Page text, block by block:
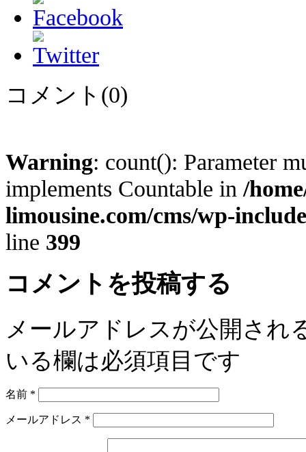
コメント(0)
Warning: count(): Parameter
implements Countable in /
limousine.com/cms/wp-
line 399
コメントを投稿する
メールアドレスが公開され
いる欄は必須項目です
名前 *
メールアドレス *